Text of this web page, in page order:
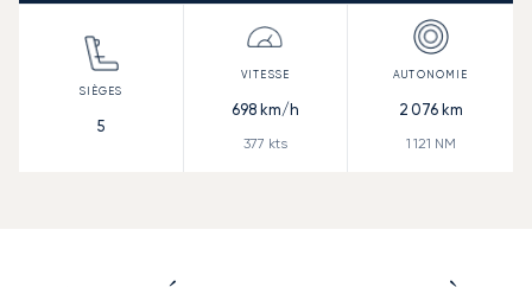
5
698km/h
377 kts
2 076km
1 121 NM